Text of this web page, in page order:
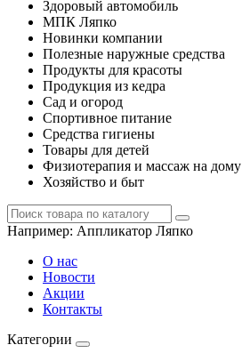
Здоровый автомобиль
МПК Ляпко
Новинки компании
Полезные наружные средства
Продукты для красоты
Продукция из кедра
Сад и огород
Спортивное питание
Средства гигиены
Товары для детей
Физиотерапия и массаж на дому
Хозяйство и быт
Например: Аппликатор Ляпко
О нас
Новости
Акции
Контакты
Категории